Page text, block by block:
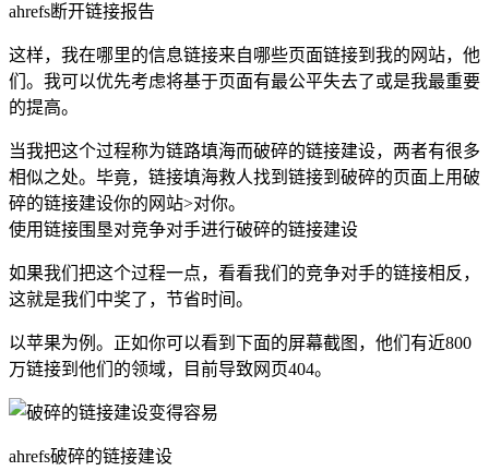
ahrefs断开链接报告
这样，我在哪里的信息链接来自哪些页面链接到我的网站，他
们。我可以优先考虑将基于页面有最公平失去了或是我最重要
的提高。
当我把这个过程称为链路填海而破碎的链接建设，两者有很多
相似之处。毕竟，链接填海救人找到链接到破碎的页面上用破
碎的链接建设你的网站>对你。
使用链接围垦对竞争对手进行破碎的链接建设
如果我们把这个过程一点，看看我们的竞争对手的链接相反，
这就是我们中奖了，节省时间。
以苹果为例。正如你可以看到下面的屏幕截图，他们有近800
万链接到他们的领域，目前导致网页404。
ahrefs破碎的链接建设